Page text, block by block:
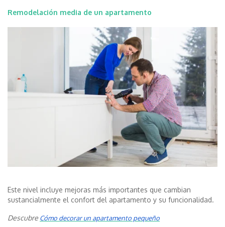
Remodelación media de un apartamento
Este nivel incluye mejoras más importantes que cambian
sustancialmente el confort del apartamento y su funcionalidad.
Descubre Cómo decorar un apartamento pequeño